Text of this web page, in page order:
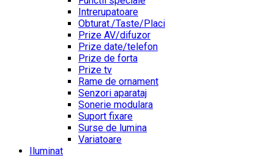
Intrerupatoare
Obturat./Taste/Placi
Prize AV/difuzor
Prize date/telefon
Prize de forta
Prize tv
Rame de ornament
Senzori aparataj
Sonerie modulara
Suport fixare
Surse de lumina
Variatoare
Iluminat